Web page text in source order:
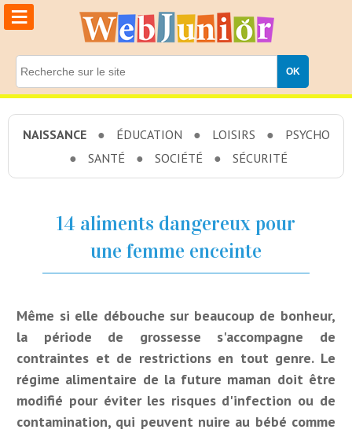
≡
NAISSANCE ÉDUCATION LOISIRS
PSYCHO
SANTÉ
SOCIÉTÉ SÉCURITÉ
14 aliments dangereux pour
une femme enceinte
Même si elle débouche sur beaucoup de bonheur,
la période de grossesse s'accompagne de
contraintes et de restrictions en tout genre. Le
régime alimentaire de la future maman doit être
modifié pour éviter les risques d'infection ou de
contamination, qui peuvent nuire au bébé comme